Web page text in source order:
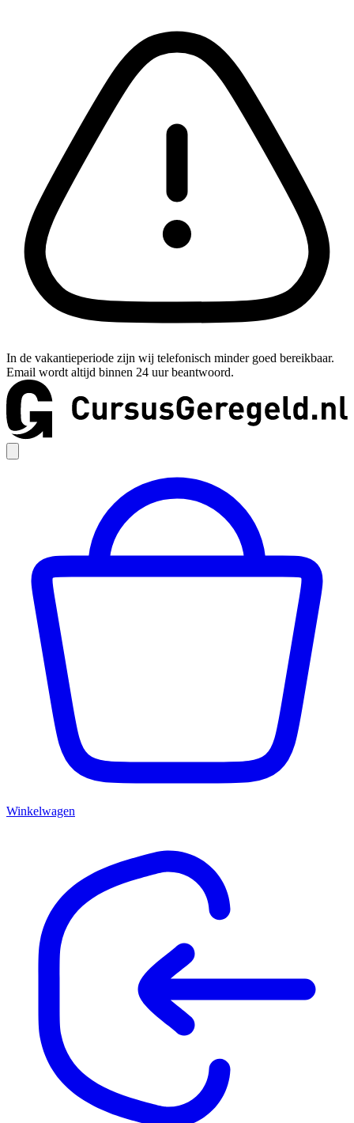
In de vakantieperiode zijn wij telefonisch minder goed bereikbaar.
Email wordt altijd binnen 24 uur beantwoord.
Winkelwagen